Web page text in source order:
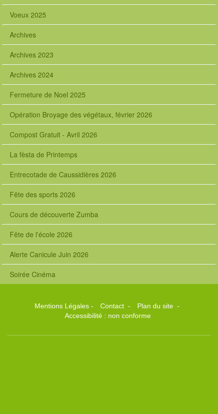
Voeux 2025
Archives
Archives 2023
Archives 2024
Fermeture de Noel 2025
Opération Broyage des végétaux, février 2026
Compost Gratuit - Avril 2026
La fèsta de Printemps
Entrecotade de Caussidières 2026
Fête des sports 2026
Cours de découverte Zumba
Fête de l'école 2026
Alerte Canicule Juin 2026
Soirée Cinéma
Mentions Légales- Contact - Plan du site -
Accessibilité : non conforme